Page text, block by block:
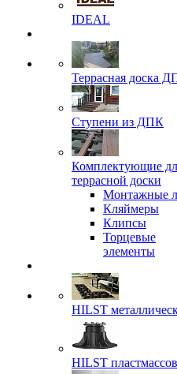
IDEAL
Террасная доска
Ступени из ДПК
Комплектующие
террасной доски
Монтажные
Кляймеры
Клипсы
Торцевые
элементы
HILST
HILST